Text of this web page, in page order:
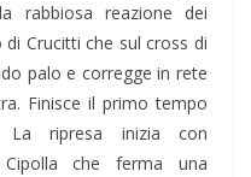
rabbiosa reazione dei
Crucitti che sul cross di
palo e corregge in rete
Finisce il primo tempo
ripresa inizia con
Cipolla che ferma una